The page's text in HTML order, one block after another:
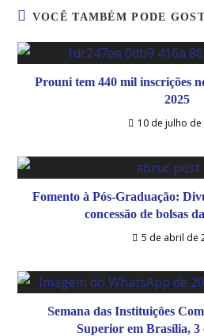
VOCÊ TAMBÉM PODE
Prouni tem 440 mil inscrições
2025
10 de julho de
Fomento à Pós-Graduação:
concessão de bolsas
5 de abril de
Semana das Instituições
Superior em Brasília, 3